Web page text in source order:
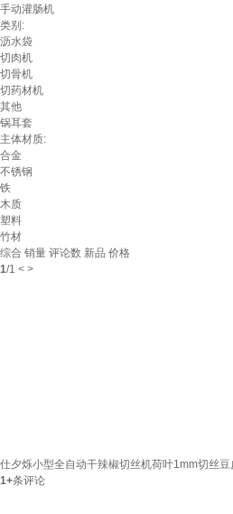
手动灌肠机
类别:
沥水袋
切肉机
切骨机
切药材机
其他
锅耳套
主体材质:
合金
不锈钢
铁
木质
塑料
竹材
综合 销量 评论数 新品 价格
1/1 < >
仕夕烁小型全自动干辣椒切丝机荷叶1mm切丝
1+条评论